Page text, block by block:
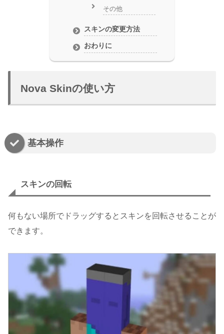
その他
スキンの変更方法
おわりに
Nova Skinの使い方
基本操作
スキンの回転
何もない場所でドラッグするとスキンを回転させることが
できます。